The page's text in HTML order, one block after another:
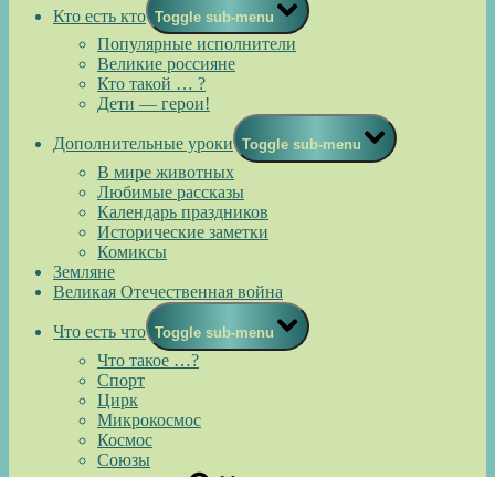
Кто есть кто Toggle sub-menu
Популярные исполнители
Великие россияне
Кто такой … ?
Дети — герои!
Дополнительные уроки Toggle sub-menu
В мире животных
Любимые рассказы
Календарь праздников
Исторические заметки
Комиксы
Земляне
Великая Отечественная война
Что есть что Toggle sub-menu
Что такое …?
Спорт
Цирк
Микрокосмос
Космос
Союзы